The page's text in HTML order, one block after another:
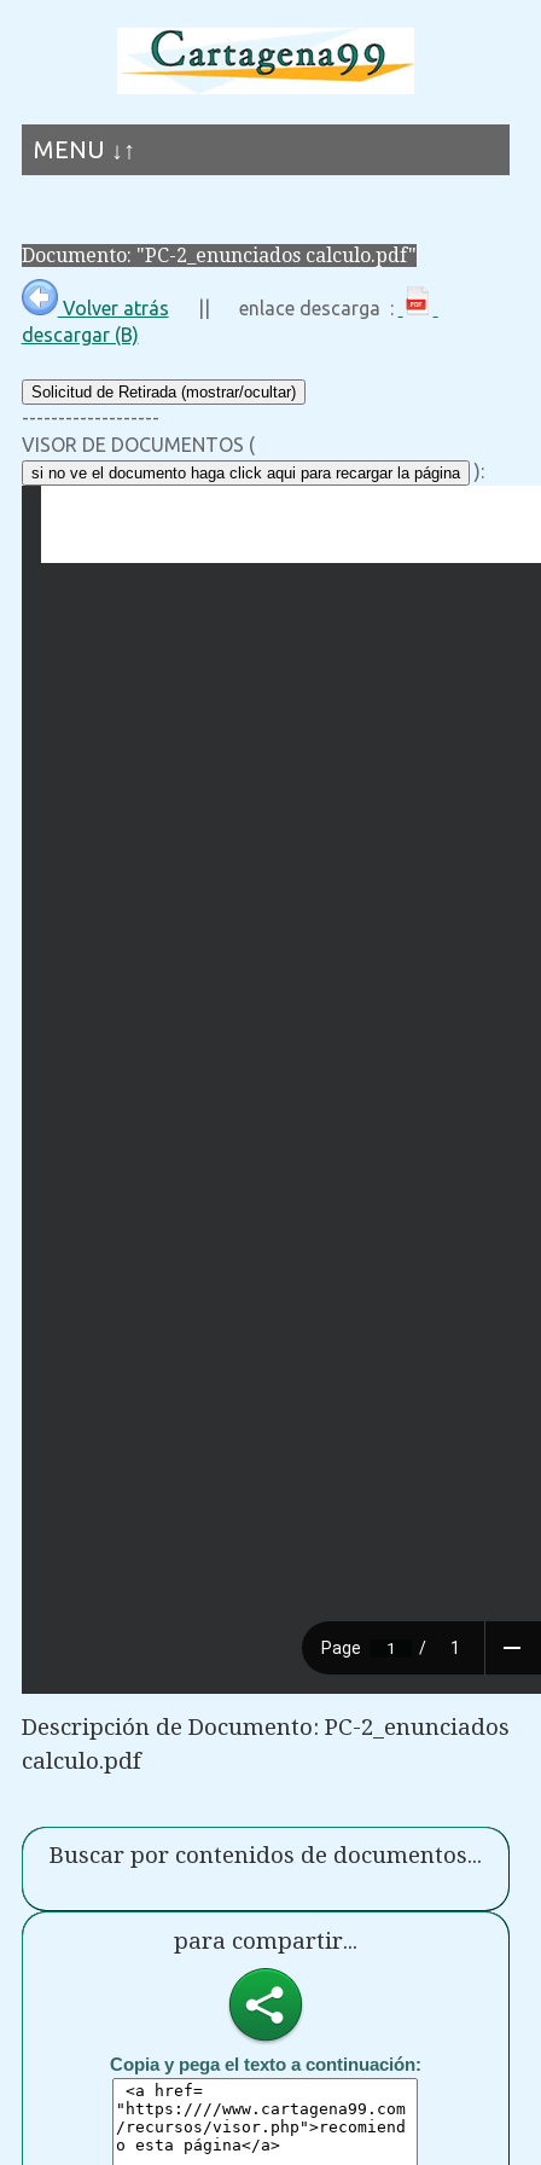
MENU ↓↑
Documento: "PC-2_enunciados calculo.pdf"
Volver atrás || enlace descarga :
descargar (B)
Solicitud de Retirada (mostrar/ocultar)
-------------------
VISOR DE DOCUMENTOS (
si no ve el documento haga click aqui para recargar la página ):
Descripción de Documento: PC-2_enunciados
calculo.pdf
Buscar por contenidos de documentos...
para compartir...
Copia y pega el texto a continuación: